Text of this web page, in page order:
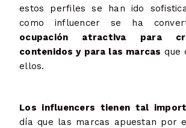
estos perfiles se han ido
como influencer se ha
ocupación atractiva para
contenidos y para las marcas que
ellos.
Los influencers tienen tal
día que las marcas apuestan por